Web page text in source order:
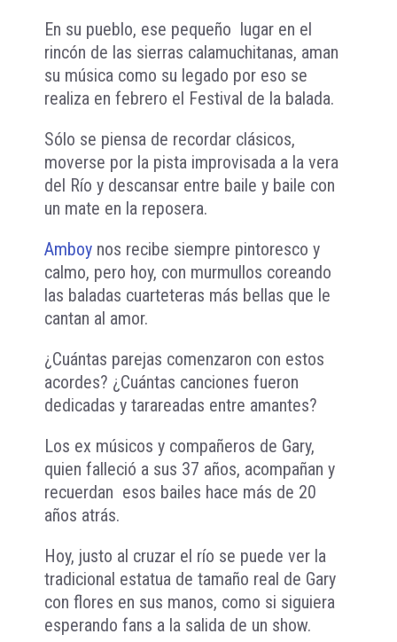
En su pueblo, ese pequeño lugar en el
rincón de las sierras calamuchitanas, aman
su música como su legado por eso se
realiza en febrero el Festival de la balada.
Sólo se piensa de recordar clásicos,
moverse por la pista improvisada a la vera
del Río y descansar entre baile y baile con
un mate en la reposera.
Amboy nos recibe siempre pintoresco y
calmo, pero hoy, con murmullos coreando
las baladas cuarteteras más bellas que le
cantan al amor.
¿Cuántas parejas comenzaron con estos
acordes? ¿Cuántas canciones fueron
dedicadas y tarareadas entre amantes?
Los ex músicos y compañeros de Gary,
quien falleció a sus 37 años, acompañan y
recuerdan esos bailes hace más de 20
años atrás.
Hoy, justo al cruzar el río se puede ver la
tradicional estatua de tamaño real de Gary
con flores en sus manos, como si siguiera
esperando fans a la salida de un show.